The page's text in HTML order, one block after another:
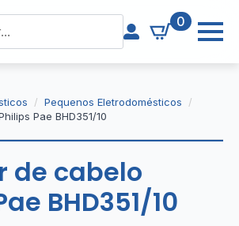
0
Pequenos Eletrodomésticos
Pae BHD351/10
de cabelo
BHD351/10